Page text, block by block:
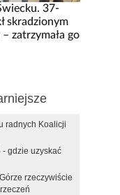
37-
skradzionym
zatrzymała go
radnych Koalicji
- gdzie uzyskać
rzeczywiście